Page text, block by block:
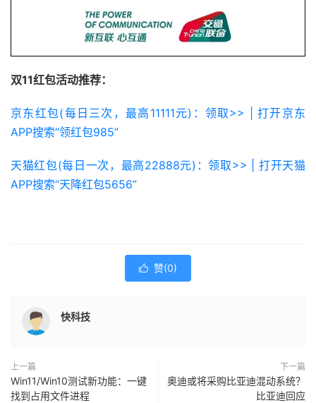
双11红包活动推荐：
京东红包(每日三次，最高11111元)：领取>> | 打开京东
APP搜索“领红包985”
天猫红包(每日一次，最高22888元)：领取>> | 打开天猫
APP搜索“天降红包5656”
 赞(0)
快科技
上一篇
Win11/Win10测试新功能：一键
找到占用文件进程
下一篇
奥迪或将采购比亚迪混动系统？
比亚迪回应